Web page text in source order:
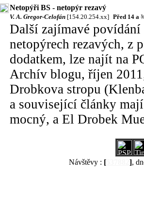
Netopýři BS - netopýr rezavý
V. A. Gregor-Celofán [154.20.254.xx] Před 14 a
Další zajímavé
netopýrech rezavých, z
dodatkem, lze najít na
Archív blogu, říjen
Drobkova stropu
a související články
mocný, a El Drobek
Návštěvy : [537882 ],